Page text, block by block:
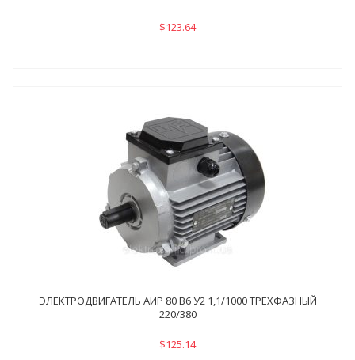
$123.64
ЭЛЕКТРОДВИГАТЕЛЬ АИР 80 В6 У2 1,1/1000 ТРЕХФАЗНЫЙ
220/380
$125.14